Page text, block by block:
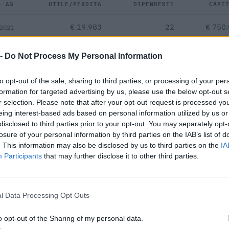
Do Not Process My Personal Information
opt-out of the sale, sharing to third parties, or processing of your
for targeted advertising by us, please use the below opt-out
selection. Please note that after your opt-out request is processed
interest-based ads based on personal information utilized by us
to third parties prior to your opt-out. You may separately
of your personal information by third parties on the IAB’s list of
This information may also be disclosed by us to third parties on the
Participants that may further disclose it to other third parties.
Data Processing Opt Outs
opt-out of the Sharing of my personal data.
Δ% UTILE/PERDITA DIPENDENTI
€ 19.983 22 €
€ 92.143
Fatturato per dipendente
per un importo complessivo di 135.387 euro (dati